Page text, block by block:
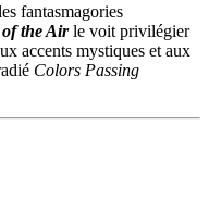
fantasmagories
of the Air le voit privilégier
accents mystiques et aux
Colors Passing